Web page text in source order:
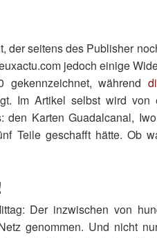
der seitens des Publisher
jedoch einige
während
Im Artikel selbst wird von
Karten Guadalcanal,
Teile geschafft hätte. Ob
Der inzwischen von
genommen. Und nicht